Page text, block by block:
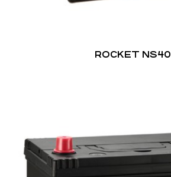
ROCKET NS40